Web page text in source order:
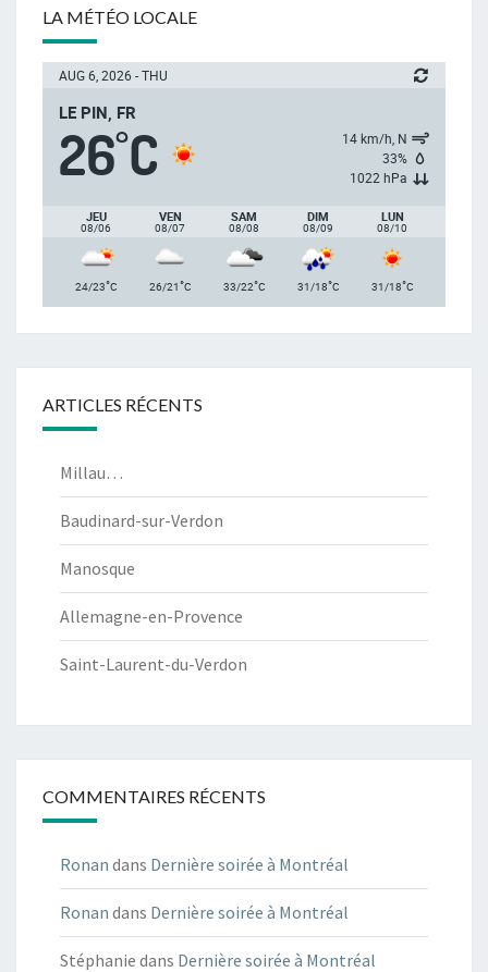
LA MÉTÉO LOCALE
AUG 6, 2026 - THU
LE PIN, FR
26°C
14 km/h, N
33%
1022 hPa
JEU
08/06
VEN
08/07
SAM
08/08
DIM
08/09
LUN
08/10
24/23°C 26/21°C 33/22°C 31/18°C 31/18°C
ARTICLES RÉCENTS
Millau…
Baudinard-sur-Verdon
Manosque
Allemagne-en-Provence
Saint-Laurent-du-Verdon
COMMENTAIRES RÉCENTS
Ronan dans Dernière soirée à Montréal
Ronan dans Dernière soirée à Montréal
Stéphanie dans Dernière soirée à Montréal